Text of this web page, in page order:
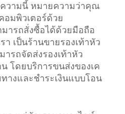
วามนี้ หมายความว่าคุณ
อมพิวเตอร์ด้วย
ารถสั่งซื้อได้ด้วยมือถือ
า เป็นร้านขายรองเท้าหัว
ารถจัดส่งรองเท้าหัว
โดยบริการขนส่งของเค
างและชำระเงินแบบโอน